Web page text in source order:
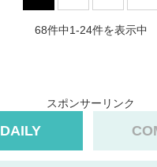
68件中1-24件を表示中
スポンサーリンク
DAILY